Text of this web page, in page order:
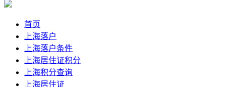
首页
上海落户
上海落户条件
上海居住证积分
上海积分查询
上海居住证